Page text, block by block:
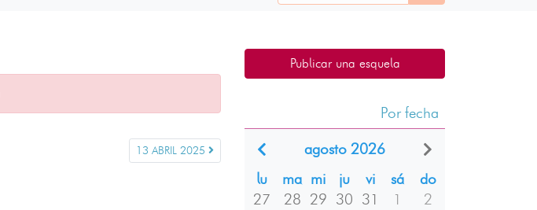
13 ABRIL 2025
Publicar una esquela
Por fecha
agosto 2026
lu
ma mi ju vi sá
do
27
28 29 30 31 1
2